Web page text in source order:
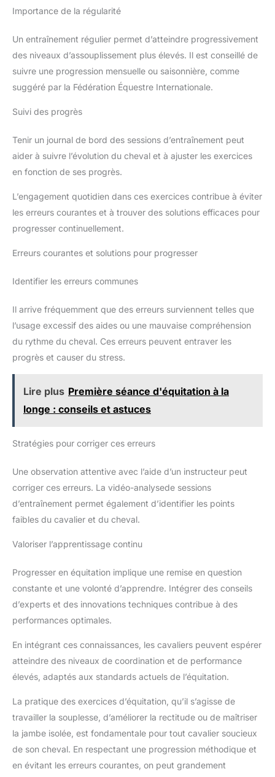
Importance de la régularité
Un entraînement régulier permet d’atteindre progressivement
des niveaux d’assouplissement plus élevés. Il est conseillé de
suivre une progression mensuelle ou saisonnière, comme
suggéré par la Fédération Équestre Internationale.
Suivi des progrès
Tenir un journal de bord des sessions d’entraînement peut
aider à suivre l’évolution du cheval et à ajuster les exercices
en fonction de ses progrès.
L’engagement quotidien dans ces exercices contribue à éviter
les erreurs courantes et à trouver des solutions efficaces pour
progresser continuellement.
Erreurs courantes et solutions pour progresser
Identifier les erreurs communes
Il arrive fréquemment que des erreurs surviennent telles que
l’usage excessif des aides ou une mauvaise compréhension
du rythme du cheval. Ces erreurs peuvent entraver les
progrès et causer du stress.
Lire plus Première séance d'équitation à la
longe : conseils et astuces
Stratégies pour corriger ces erreurs
Une observation attentive avec l’aide d’un instructeur peut
corriger ces erreurs. La vidéo-analysede sessions
d’entraînement permet également d’identifier les points
faibles du cavalier et du cheval.
Valoriser l’apprentissage continu
Progresser en équitation implique une remise en question
constante et une volonté d’apprendre. Intégrer des conseils
d’experts et des innovations techniques contribue à des
performances optimales.
En intégrant ces connaissances, les cavaliers peuvent espérer
atteindre des niveaux de coordination et de performance
élevés, adaptés aux standards actuels de l’équitation.
La pratique des exercices d’équitation, qu’il s’agisse de
travailler la souplesse, d’améliorer la rectitude ou de maîtriser
la jambe isolée, est fondamentale pour tout cavalier soucieux
de son cheval. En respectant une progression méthodique et
en évitant les erreurs courantes, on peut grandement